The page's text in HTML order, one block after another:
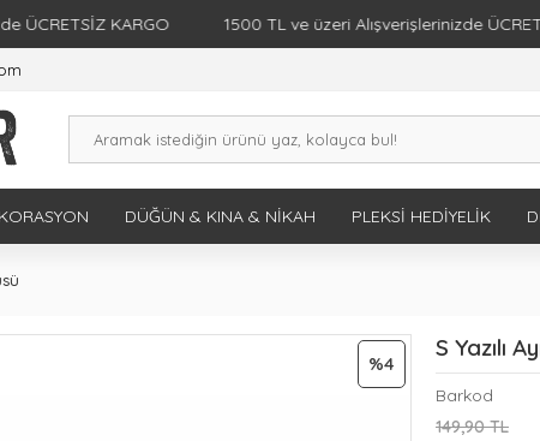
KARGO 1500 TL ve üzeri Alışverişlerinizde ÜCRETSİZ
DÜĞÜN & KINA & NIKAH PLEKSI HEDIYELIK
%4
S Yazılı
Barkod
149,90 TL